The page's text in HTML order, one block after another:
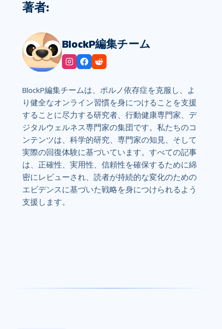
著者:
BlockP編集チーム
BlockP編集チームは、ポルノ依存症を克服し、よ
り健全なオンライン習慣を身につけることを支援
することに尽力する研究者、行動健康専門家、デ
ジタルウェルネス専門家の集団です。私たちのコ
ンテンツは、科学的研究、専門家の知見、そして
実際の回復体験に基づいています。すべての記事
は、正確性、実用性、信頼性を確保するために綿
密にレビューされ、読者が持続的な変化のための
エビデンスに基づいた戦略を身につけられるよう
支援します。